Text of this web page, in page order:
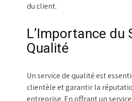
du client.
L’Importance du
Qualité
Un service de qualité est
clientèle et garantir la
entreprise. En offrant un